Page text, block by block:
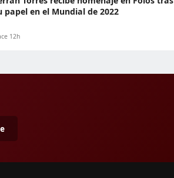
papel en el Mundial de 2022
12h